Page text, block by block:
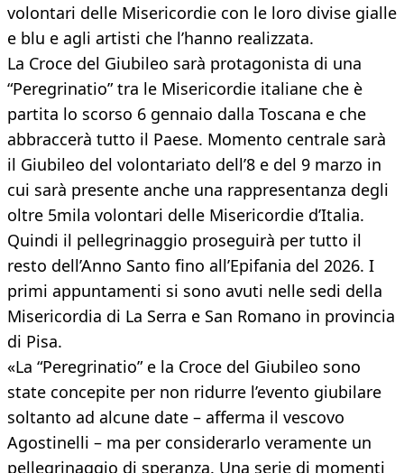
volontari delle Misericordie con le loro divise gialle
e blu e agli artisti che l’hanno realizzata.
La Croce del Giubileo sarà protagonista di una
“Peregrinatio” tra le Misericordie italiane che è
partita lo scorso 6 gennaio dalla Toscana e che
abbraccerà tutto il Paese. Momento centrale sarà
il Giubileo del volontariato dell’8 e del 9 marzo in
cui sarà presente anche una rappresentanza degli
oltre 5mila volontari delle Misericordie d’Italia.
Quindi il pellegrinaggio proseguirà per tutto il
resto dell’Anno Santo fino all’Epifania del 2026. I
primi appuntamenti si sono avuti nelle sedi della
Misericordia di La Serra e San Romano in provincia
di Pisa.
«La “Peregrinatio” e la Croce del Giubileo sono
state concepite per non ridurre l’evento giubilare
soltanto ad alcune date – afferma il vescovo
Agostinelli – ma per considerarlo veramente un
pellegrinaggio di speranza. Una serie di momenti